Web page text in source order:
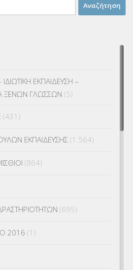
ΕΚΠΑΙΔΕΥΣΗ –
ΞΕΝΩΝ ΓΛΩΣΣΩΝ (5)
(431)
ΕΚΠΑΙΔΕΥΣΗΣ (1.564)
(864)
(695)
2016 (1)